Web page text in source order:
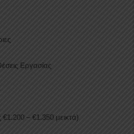
Εργασίας
€1.200 – €1.350 μεικτά)